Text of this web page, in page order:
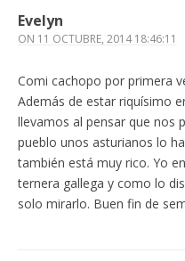
Evelyn
ON 11 OCTUBRE, 2014 18:46:11
Comi cachopo por primera
Además de estar riquísimo
llevamos al pensar que nos
pueblo unos asturianos lo
también está muy rico. Yo
ternera gallega y como lo
solo mirarlo. Buen fin de